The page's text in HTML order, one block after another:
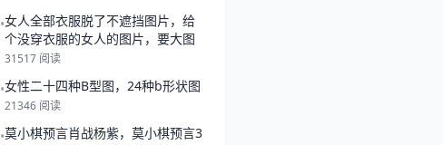
•女人全部衣服脱了不遮挡图片，给
个没穿衣服的女人的图片，要大图
31517 阅读
•女性二十四种B型图，24种b形状图
21346 阅读
•莫小棋预言肖战杨紫，莫小棋预言3